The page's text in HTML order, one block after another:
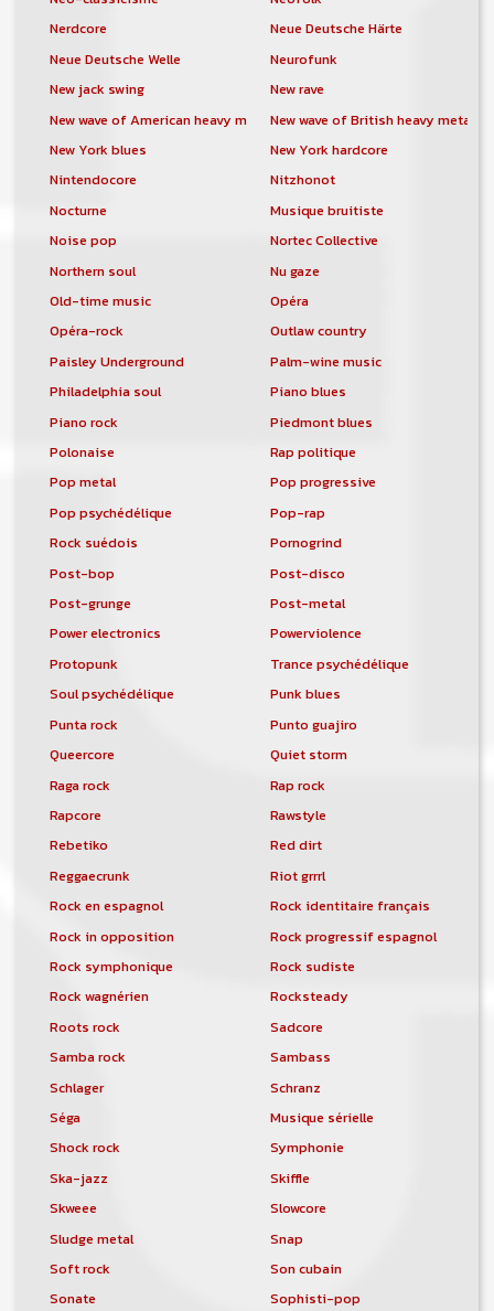
Nerdcore
Neue Deutsche Härte
Neue Deutsche Welle
Neurofunk
New jack swing
New rave
New wave of American heavy metalNew wave of British heavy metal
New York blues
New York hardcore
Nintendocore
Nitzhonot
Nocturne
Musique bruitiste
Noise pop
Nortec Collective
Northern soul
Nu gaze
Old-time music
Opéra
Opéra-rock
Outlaw country
Paisley Underground
Palm-wine music
Philadelphia soul
Piano blues
Piano rock
Piedmont blues
Polonaise
Rap politique
Pop metal
Pop progressive
Pop psychédélique
Pop-rap
Rock suédois
Pornogrind
Post-bop
Post-disco
Post-grunge
Post-metal
Power electronics
Powerviolence
Protopunk
Trance psychédélique
Soul psychédélique
Punk blues
Punta rock
Punto guajiro
Queercore
Quiet storm
Raga rock
Rap rock
Rapcore
Rawstyle
Rebetiko
Red dirt
Reggaecrunk
Riot grrrl
Rock en espagnol
Rock identitaire français
Rock in opposition
Rock progressif espagnol
Rock symphonique
Rock sudiste
Rock wagnérien
Rocksteady
Roots rock
Sadcore
Samba rock
Sambass
Schlager
Schranz
Séga
Musique sérielle
Shock rock
Symphonie
Ska-jazz
Skiffle
Skweee
Slowcore
Sludge metal
Snap
Soft rock
Son cubain
Sonate
Sophisti-pop